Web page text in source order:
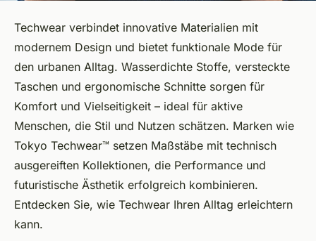
Techwear verbindet innovative Materialien mit
modernem Design und bietet funktionale Mode für
den urbanen Alltag. Wasserdichte Stoffe, versteckte
Taschen und ergonomische Schnitte sorgen für
Komfort und Vielseitigkeit – ideal für aktive
Menschen, die Stil und Nutzen schätzen. Marken wie
Tokyo Techwear™ setzen Maßstäbe mit technisch
ausgereiften Kollektionen, die Performance und
futuristische Ästhetik erfolgreich kombinieren.
Entdecken Sie, wie Techwear Ihren Alltag erleichtern
kann.